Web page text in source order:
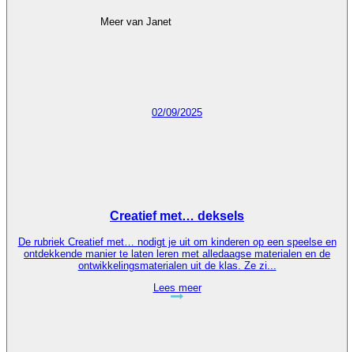
Meer van Janet
02/09/2025
Creatief met… deksels
De rubriek Creatief met… nodigt je uit om kinderen op een speelse en
ontdekkende manier te laten leren met alledaagse materialen en de
ontwikkelingsmaterialen uit de klas. Ze zi...
Lees meer